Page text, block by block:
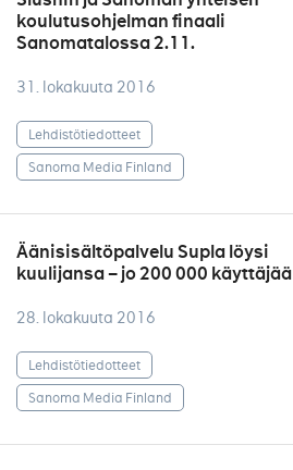
koulutusohjelman finaali
Sanomatalossa 2.11.
31. lokakuuta 2016
Lehdistötiedotteet
Sanoma Media Finland
Äänisisältöpalvelu Supla löysi
kuulijansa – jo 200 000 käyttäjää
28. lokakuuta 2016
Lehdistötiedotteet
Sanoma Media Finland